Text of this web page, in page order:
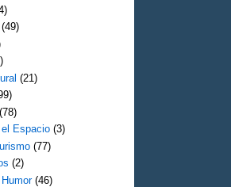
(49)
(21)
(78)
Espacio (3)
(77)
(2)
(46)